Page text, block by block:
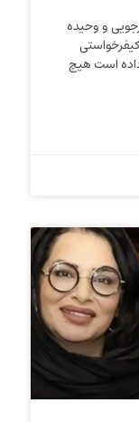
و وحیده
داده است هیچ